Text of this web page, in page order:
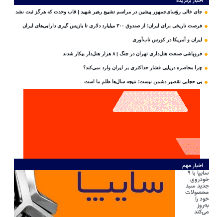
جای خالی رؤسای‌جمهور پیشین در مراسم تشییع رهبر شهید | قاب وحدت که هرگز ثبت نشد
فرصت تاریخی برای ایران؛ از صندوق ۳۰۰ میلیارد دلاری تا بازپس گیری دارایی‌های ایران
ایران و آمریکا در کورس تاب‌آوری
فروپاشی صنعت هتل‌داری تهران در جنگ | ۸ هزار هتل‌دار بیکار شدند
چرا محاصره دریایی فشار حداکثری بر ایران وارد نمی‌کند؟
بی‌ حجابی تقصیر دشمن نیست؛ نتیجه سال‌ها ظلم ما است
اخبار مهم
سایپا با ۹
خودروی
جدید سبد
محصولات
خود را
به‌روز
می‌کند